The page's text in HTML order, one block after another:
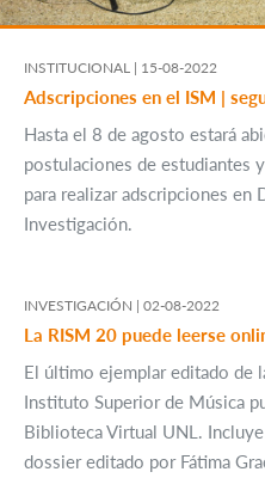
INSTITUCIONAL | 15-08-2022
Adscripciones en el ISM |
Hasta el 8 de agosto estará
postulaciones de estudiantes
para realizar adscripciones en
Investigación.
INVESTIGACIÓN | 02-08-2022
La RISM 20 puede leerse
El último ejemplar editado de
Instituto Superior de Música
Biblioteca Virtual UNL.
dossier editado por Fátima